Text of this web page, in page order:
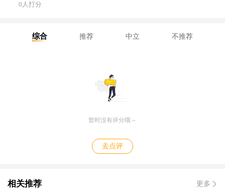
0人打分
综合 推荐 中立 不推荐
暂时没有评分哦～
去点评
相关推荐 更多